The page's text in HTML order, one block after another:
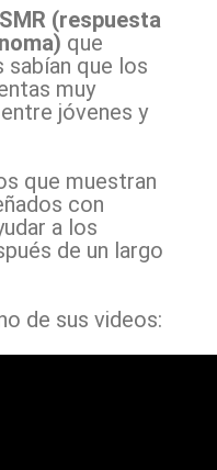
(respuesta
que
que los
muy
jóvenes y
que muestran
con
a los
de un largo
de sus videos: